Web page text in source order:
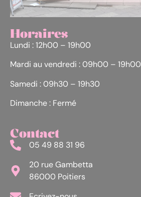
Horaires
Lundi : 12h00 – 19h00
Mardi au vendredi : 09h00 – 19h00
Samedi : 09h30 – 19h30
Dimanche : Fermé
Contact
05 49 88 31 96
20 rue Gambetta
86000 Poitiers